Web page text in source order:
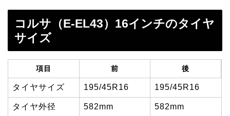
コルサ（E-EL43）16インチのタイヤ
サイズ
項目 前 後
タイヤサイズ 195/45R16 195/45R16
タイヤ外径 582mm 582mm